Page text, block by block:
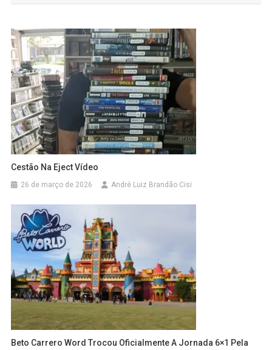
Cestão Na Eject Vídeo
26 de março de 2026 André Luiz Brandão Cisi
Beto Carrero Word Trocou Oficialmente A Jornada 6×1 Pela